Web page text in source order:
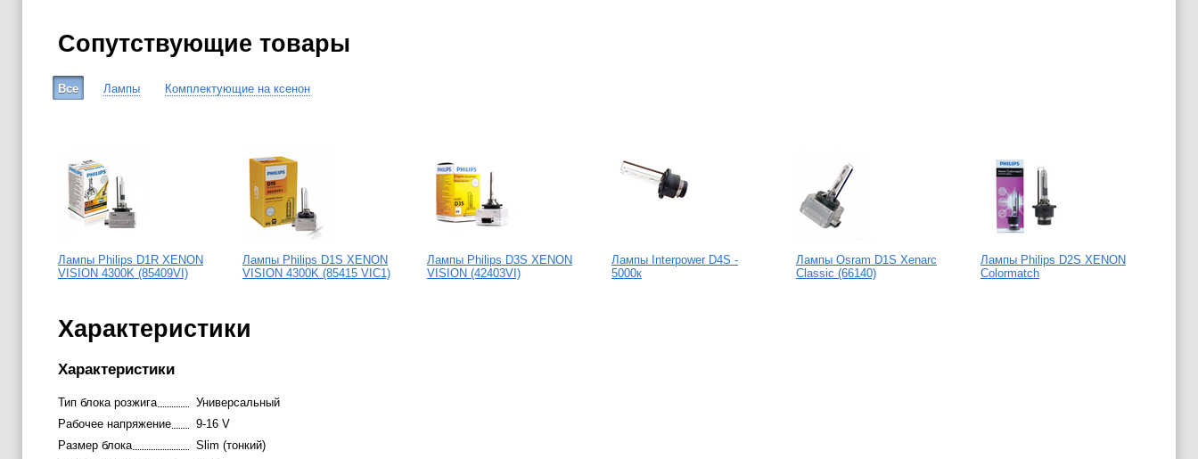
Сопутствующие товары
Все Лампы Комплектующие на ксенон
Лампы Philips D1R XENON
VISION 4300K (85409VI)
Лампы Philips D1S XENON
VISION 4300K (85415 VIC1)
Лампы Philips D3S XENON
VISION (42403VI)
Лампы Interpower D4S -
5000к
Лампы Osram D1S Xenarc
Classic (66140)
Лампы Philips D2S XENON
Colormatch
Характеристики
Характеристики
Тип блока розжига
Универсальный
Рабочее напряжение
9-16 V
Размер блока
Slim (тонкий)